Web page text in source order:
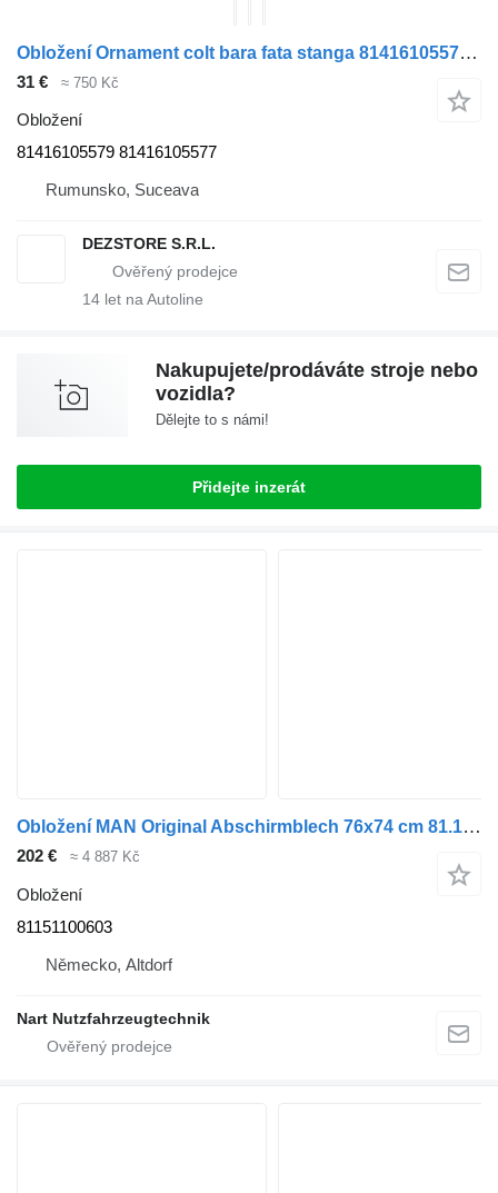
Obložení Ornament colt bara fata stanga 81416105579 pro tahače MAN TGA
31 € ≈ 750 Kč
Obložení
81416105579 81416105577
Rumunsko, Suceava
DEZSTORE S.R.L.
14 let na Autoline
Nakupujete/prodáváte stroje nebo
vozidla?
Dělejte to s námi!
Přidejte inzerát
Obložení MAN Original Abschirmblech 76x74 cm 81.15110.0603 81151100603 pro nákladní auta
202 € ≈ 4 887 Kč
Obložení
81151100603
Německo, Altdorf
Nart Nutzfahrzeugtechnik